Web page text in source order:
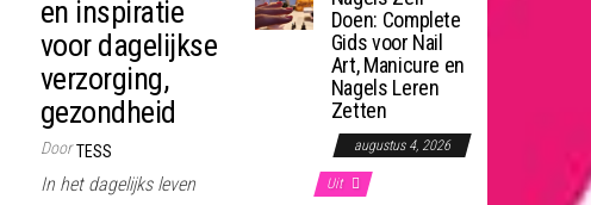
en inspiratie
voor dagelijkse
verzorging,
gezondheid
Door TESS
In het dagelijks leven
Doen: Complete
Gids voor Nail
Art, Manicure en
Nagels Leren
Zetten
augustus 4, 2026
Uit